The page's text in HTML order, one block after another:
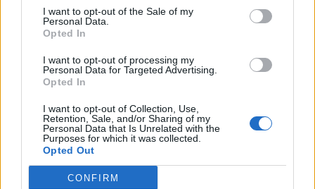
I want to opt-out of the Sale of my
Personal Data.
Opted In
I want to opt-out of processing my
Personal Data for Targeted Advertising.
Opted In
I want to opt-out of Collection, Use,
Retention, Sale, and/or Sharing of my
Personal Data that Is Unrelated with the
Purposes for which it was collected.
Opted Out
CONFIRM
cikkeket és apró vicces történeteket.
KAPCSOLÓDÓ CIKKEK TÖBB A SZERZŐTŐL
Bivalytej és vino rosso 9.rész
Heti horoszkóp december 15-21-ig